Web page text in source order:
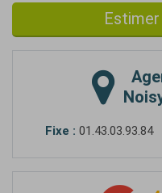
Fixe : 01.43.03.93.84